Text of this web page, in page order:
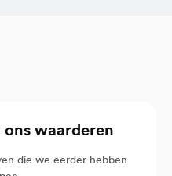
waarderen
die we eerder hebben